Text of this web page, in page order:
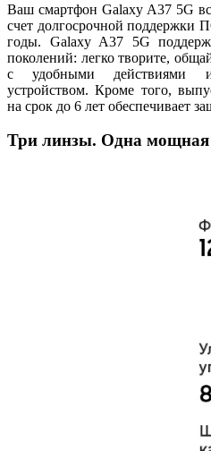
Ваш смартфон Galaxy A37 5G
счет долгосрочной поддержки
годы. Galaxy A37 5G
поколений: легко творите,
с удобными действиями
устройством. Кроме того,
на срок до 6 лет обеспечивает
Три линзы. Одна мощная